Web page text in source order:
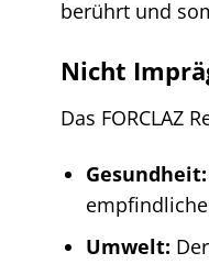
berührt und
Nicht
Das FORCLAZ
Gesundheit:
Umwelt: